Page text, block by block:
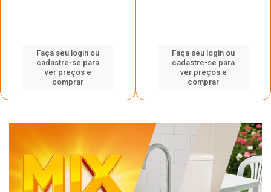
Faça seu login ou
cadastre-se para
ver preços e
comprar
Faça seu login ou
cadastre-se para
ver preços e
comprar